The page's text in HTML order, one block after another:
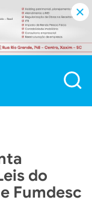
do
Fumdesc